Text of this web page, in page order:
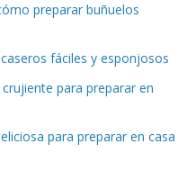
preparar buñuelos
fáciles y esponjosos
para preparar en
para preparar en casa